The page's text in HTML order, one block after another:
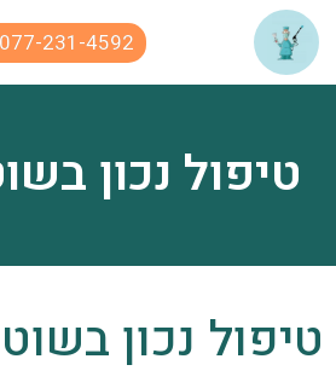
לתוכן
231-4592
טיפול נכון
טיפול נכון